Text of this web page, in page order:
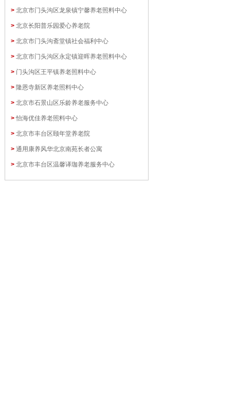
> 北京市门头沟区龙泉镇宁馨养老照料中心
> 北京长阳普乐园爱心养老院
> 北京市门头沟斋堂镇社会福利中心
> 北京市门头沟区永定镇迎晖养老照料中心
> 门头沟区王平镇养老照料中心
> 隆恩寺新区养老照料中心
> 北京市石景山区乐龄养老服务中心
> 怡海优佳养老照料中心
> 北京市丰台区颐年堂养老院
> 通用康养风华北京南苑长者公寓
> 北京市丰台区温馨译珈养老服务中心